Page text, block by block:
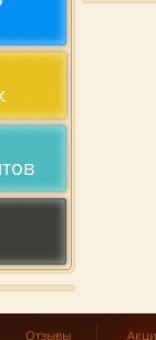
Отзывы